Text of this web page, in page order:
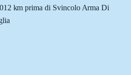
km prima di Svincolo Arma Di